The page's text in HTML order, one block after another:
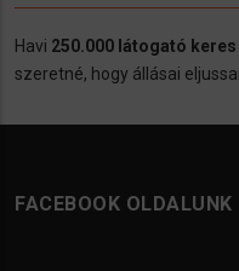
Havi 250.000 látogató keres
szeretné, hogy állásai
FACEBOOK OLDALUNK